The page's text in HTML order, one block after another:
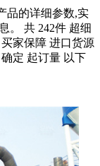
品的详细参数,实
。 共 242件 超细
家保障 进口货源
定 起订量 以下